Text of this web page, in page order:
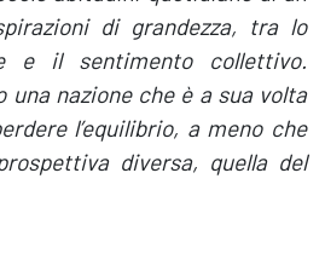
di grandezza, tra lo
e il sentimento collettivo.
una nazione che è a sua volta
l’equilibrio, a meno che
diversa, quella del